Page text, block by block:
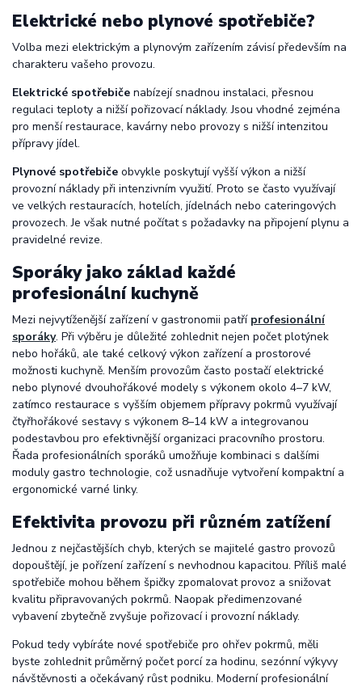
Elektrické nebo plynové spotřebiče?
Volba mezi elektrickým a plynovým zařízením závisí především na
charakteru vašeho provozu.
Elektrické spotřebiče nabízejí snadnou instalaci, přesnou
regulaci teploty a nižší pořizovací náklady. Jsou vhodné zejména
pro menší restaurace, kavárny nebo provozy s nižší intenzitou
přípravy jídel.
Plynové spotřebiče obvykle poskytují vyšší výkon a nižší
provozní náklady při intenzivním využití. Proto se často využívají
ve velkých restauracích, hotelích, jídelnách nebo cateringových
provozech. Je však nutné počítat s požadavky na připojení plynu a
pravidelné revize.
Sporáky jako základ každé
profesionální kuchyně
Mezi nejvytíženější zařízení v gastronomii patří profesionální
sporáky. Při výběru je důležité zohlednit nejen počet plotýnek
nebo hořáků, ale také celkový výkon zařízení a prostorové
možnosti kuchyně. Menším provozům často postačí elektrické
nebo plynové dvouhořákové modely s výkonem okolo 4–7 kW,
zatímco restaurace s vyšším objemem přípravy pokrmů využívají
čtyřhořákové sestavy s výkonem 8–14 kW a integrovanou
podestavbou pro efektivnější organizaci pracovního prostoru.
Řada profesionálních sporáků umožňuje kombinaci s dalšími
moduly gastro technologie, což usnadňuje vytvoření kompaktní a
ergonomické varné linky.
Efektivita provozu při různém zatížení
Jednou z nejčastějších chyb, kterých se majitelé gastro provozů
dopouštějí, je pořízení zařízení s nevhodnou kapacitou. Příliš malé
spotřebiče mohou během špičky zpomalovat provoz a snižovat
kvalitu připravovaných pokrmů. Naopak předimenzované
vybavení zbytečně zvyšuje pořizovací i provozní náklady.
Pokud tedy vybíráte nové spotřebiče pro ohřev pokrmů, měli
byste zohlednit průměrný počet porcí za hodinu, sezónní výkyvy
návštěvnosti a očekávaný růst podniku. Moderní profesionální